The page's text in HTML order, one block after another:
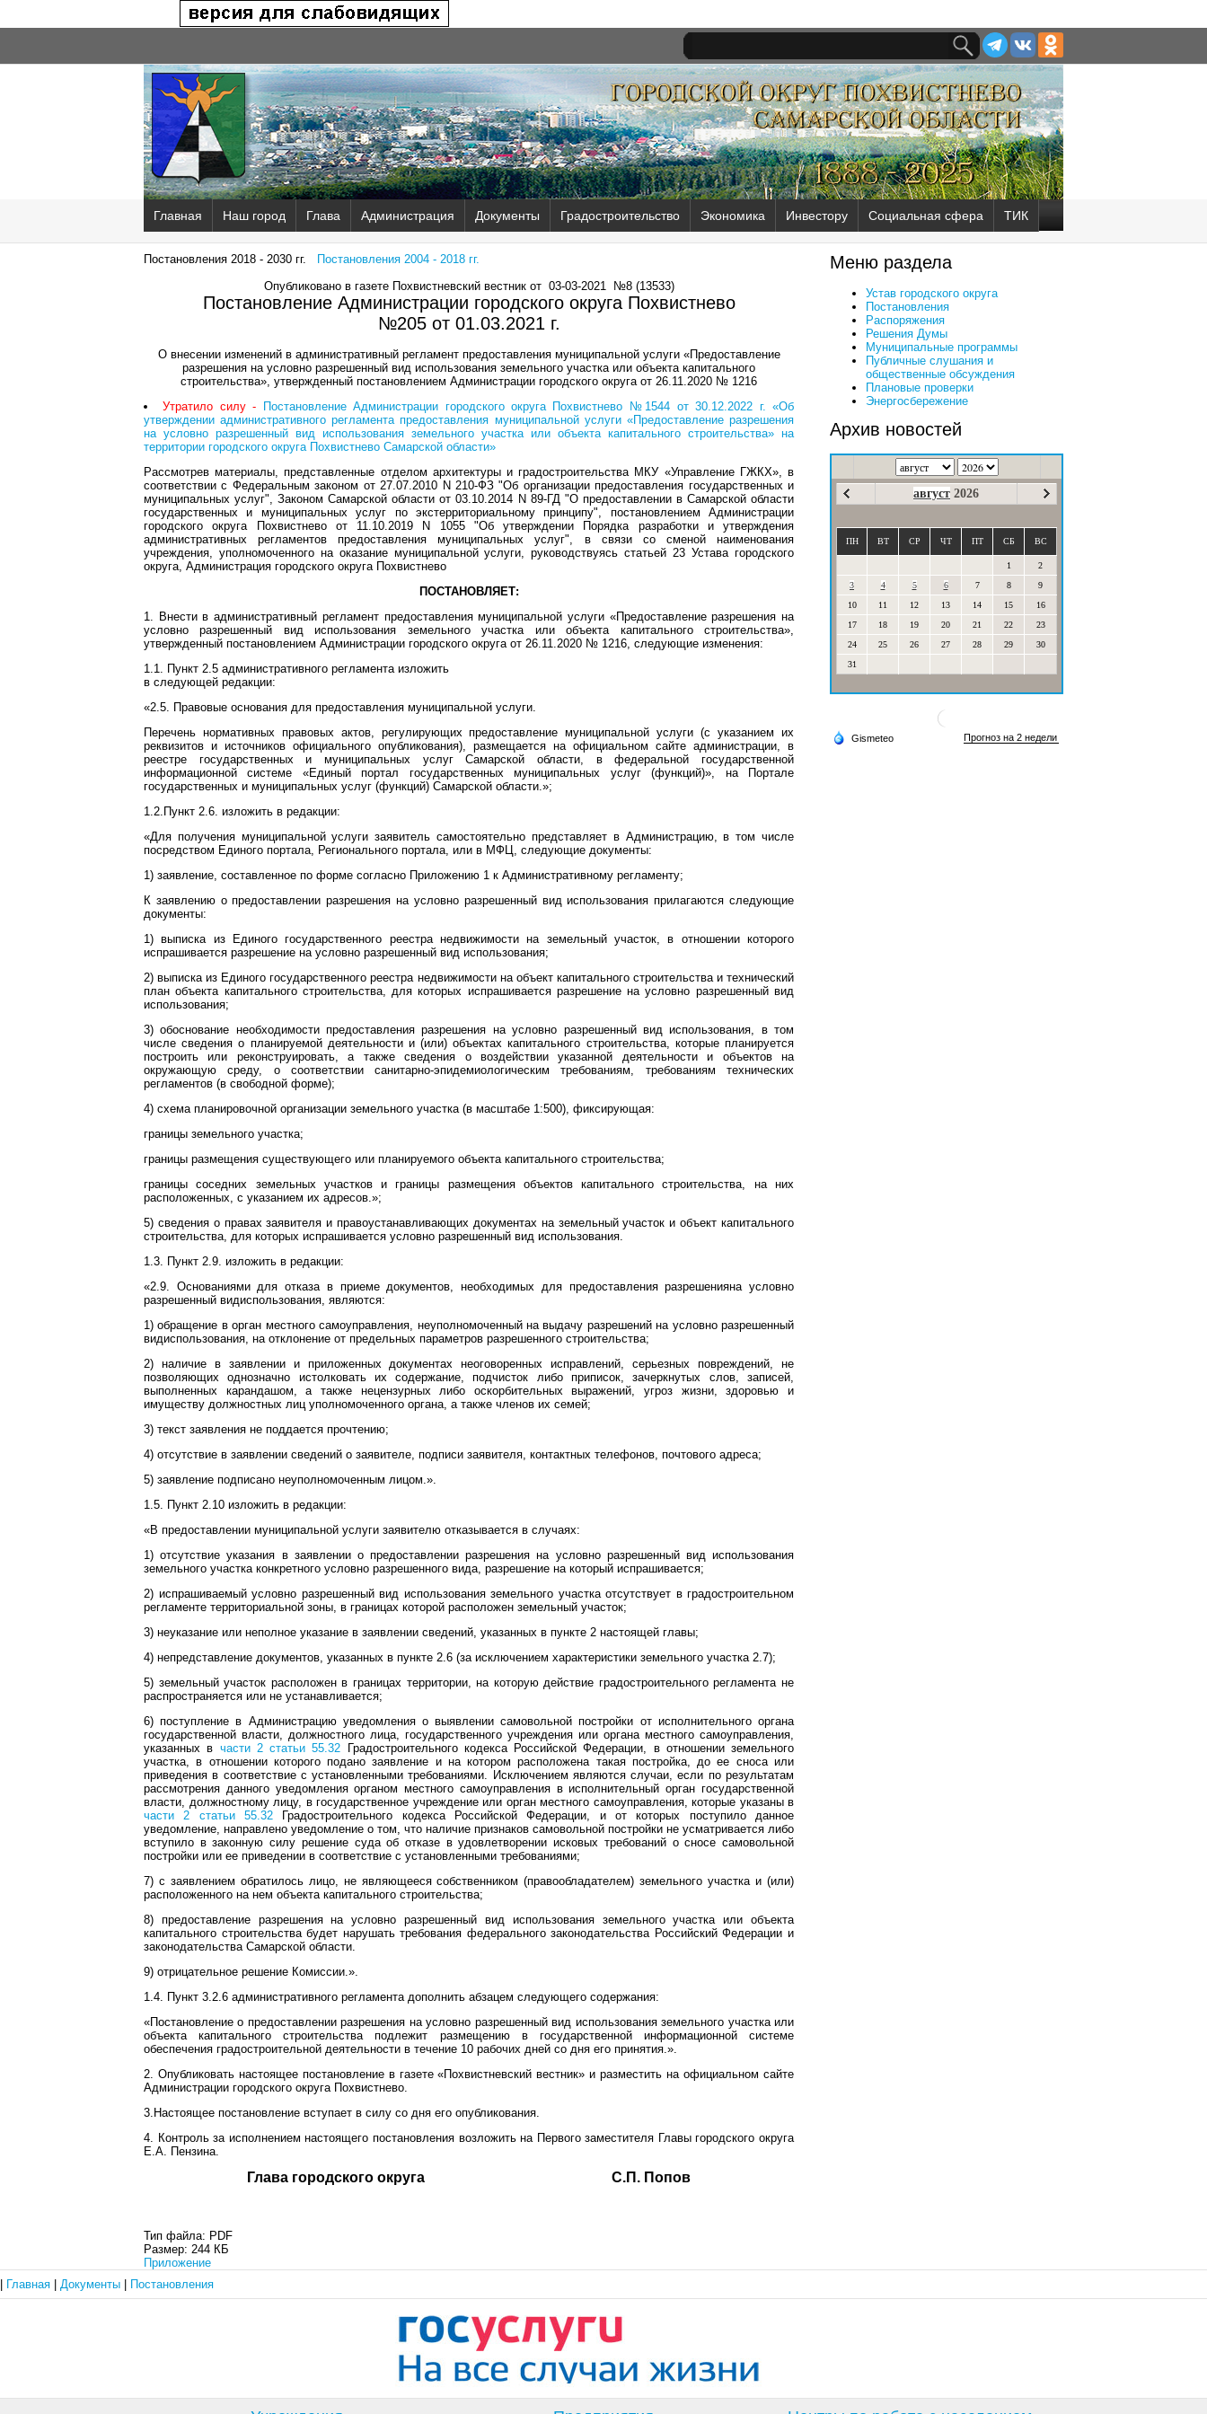
Главная Наш город Глава Администрация Документы Градостроительство Экономика Инвестору Социальная сфера ТИК
Постановления 2018 - 2030 гг.
Постановления 2004 - 2018 гг.
Опубликовано в газете Похвистневский вестник от 03-03-2021 №8 (13533)
Постановление Администрации городского округа Похвистнево
№205 от 01.03.2021 г.
О внесении изменений в административный регламент предоставления муниципальной услуги «Предоставление
разрешения на условно разрешенный вид использования земельного участка или объекта капитального
строительства», утвержденный постановлением Администрации городского округа от 26.11.2020 № 1216
Утратило силу -
Постановление Администрации городского округа Похвистнево №1544 от 30.12.2022 г. «Об
утверждении административного регламента предоставления муниципальной услуги «Предоставление разрешения
на условно разрешенный вид использования земельного участка или объекта капитального строительства» на
территории городского округа Похвистнево Самарской области»
Рассмотрев материалы, представленные отделом архитектуры и градостроительства МКУ «Управление ГЖКХ», в
соответствии с Федеральным законом от 27.07.2010 N 210-ФЗ "Об организации предоставления государственных и
муниципальных услуг", Законом Самарской области от 03.10.2014 N 89-ГД "О предоставлении в Самарской области
государственных и муниципальных услуг по экстерриториальному принципу", постановлением Администрации
городского округа Похвистнево от 11.10.2019 N 1055 "Об утверждении Порядка разработки и утверждения
административных регламентов предоставления муниципальных услуг", в связи со сменой наименования
учреждения, уполномоченного на оказание муниципальной услуги, руководствуясь статьей 23 Устава городского
округа, Администрация городского округа Похвистнево
ПОСТАНОВЛЯЕТ:
1. Внести в административный регламент предоставления муниципальной услуги «Предоставление разрешения на
условно разрешенный вид использования земельного участка или объекта капитального строительства»,
утвержденный постановлением Администрации городского округа от 26.11.2020 № 1216, следующие изменения:
1.1. Пункт 2.5 административного регламента изложить
в следующей редакции:
«2.5. Правовые основания для предоставления муниципальной услуги.
Перечень нормативных правовых актов, регулирующих предоставление муниципальной услуги (с указанием их
реквизитов и источников официального опубликования), размещается на официальном сайте администрации, в
реестре государственных и муниципальных услуг Самарской области, в федеральной государственной
информационной системе «Единый портал государственных муниципальных услуг (функций)», на Портале
государственных и муниципальных услуг (функций) Самарской области.»;
1.2.Пункт 2.6. изложить в редакции:
«Для получения муниципальной услуги заявитель самостоятельно представляет в Администрацию, в том числе
посредством Единого портала, Регионального портала, или в МФЦ, следующие документы:
1) заявление, составленное по форме согласно Приложению 1 к Административному регламенту;
К заявлению о предоставлении разрешения на условно разрешенный вид использования прилагаются следующие
документы:
1) выписка из Единого государственного реестра недвижимости на земельный участок, в отношении которого
испрашивается разрешение на условно разрешенный вид использования;
2) выписка из Единого государственного реестра недвижимости на объект капитального строительства и технический
план объекта капитального строительства, для которых испрашивается разрешение на условно разрешенный вид
использования;
3) обоснование необходимости предоставления разрешения на условно разрешенный вид использования, в том
числе сведения о планируемой деятельности и (или) объектах капитального строительства, которые планируется
построить или реконструировать, а также сведения о воздействии указанной деятельности и объектов на
окружающую среду, о соответствии санитарно-эпидемиологическим требованиям, требованиям технических
регламентов (в свободной форме);
4) схема планировочной организации земельного участка (в масштабе 1:500), фиксирующая:
границы земельного участка;
границы размещения существующего или планируемого объекта капитального строительства;
границы соседних земельных участков и границы размещения объектов капитального строительства, на них
расположенных, с указанием их адресов.»;
5) сведения о правах заявителя и правоустанавливающих документах на земельный участок и объект капитального
строительства, для которых испрашивается условно разрешенный вид использования.
1.3. Пункт 2.9. изложить в редакции:
«2.9. Основаниями для отказа в приеме документов, необходимых для предоставления разрешенияна условно
разрешенный видиспользования, являются:
1) обращение в орган местного самоуправления, неуполномоченный на выдачу разрешений на условно разрешенный
видиспользования, на отклонение от предельных параметров разрешенного строительства;
2) наличие в заявлении и приложенных документах неоговоренных исправлений, серьезных повреждений, не
позволяющих однозначно истолковать их содержание, подчисток либо приписок, зачеркнутых слов, записей,
выполненных карандашом, а также нецензурных либо оскорбительных выражений, угроз жизни, здоровью и
имуществу должностных лиц уполномоченного органа, а также членов их семей;
3) текст заявления не поддается прочтению;
4) отсутствие в заявлении сведений о заявителе, подписи заявителя, контактных телефонов, почтового адреса;
5) заявление подписано неуполномоченным лицом.».
1.5. Пункт 2.10 изложить в редакции:
«В предоставлении муниципальной услуги заявителю отказывается в случаях:
1) отсутствие указания в заявлении о предоставлении разрешения на условно разрешенный вид использования
земельного участка конкретного условно разрешенного вида, разрешение на который испрашивается;
2) испрашиваемый условно разрешенный вид использования земельного участка отсутствует в градостроительном
регламенте территориальной зоны, в границах которой расположен земельный участок;
3) неуказание или неполное указание в заявлении сведений, указанных в пункте 2 настоящей главы;
4) непредставление документов, указанных в пункте 2.6 (за исключением характеристики земельного участка 2.7);
5) земельный участок расположен в границах территории, на которую действие градостроительного регламента не
распространяется или не устанавливается;
6) поступление в Администрацию уведомления о выявлении самовольной постройки от исполнительного органа
государственной власти, должностного лица, государственного учреждения или органа местного самоуправления,
указанных в части 2 статьи 55.32 Градостроительного кодекса Российской Федерации, в отношении земельного
участка, в отношении которого подано заявление и на котором расположена такая постройка, до ее сноса или
приведения в соответствие с установленными требованиями. Исключением являются случаи, если по результатам
рассмотрения данного уведомления органом местного самоуправления в исполнительный орган государственной
власти, должностному лицу, в государственное учреждение или орган местного самоуправления, которые указаны в
части 2 статьи 55.32 Градостроительного кодекса Российской Федерации, и от которых поступило данное
уведомление, направлено уведомление о том, что наличие признаков самовольной постройки не усматривается либо
вступило в законную силу решение суда об отказе в удовлетворении исковых требований о сносе самовольной
постройки или ее приведении в соответствие с установленными требованиями;
7) с заявлением обратилось лицо, не являющееся собственником (правообладателем) земельного участка и (или)
расположенного на нем объекта капитального строительства;
8) предоставление разрешения на условно разрешенный вид использования земельного участка или объекта
капитального строительства будет нарушать требования федерального законодательства Российский Федерации и
законодательства Самарской области.
9) отрицательное решение Комиссии.».
1.4. Пункт 3.2.6 административного регламента дополнить абзацем следующего содержания:
«Постановление о предоставлении разрешения на условно разрешенный вид использования земельного участка или
объекта капитального строительства подлежит размещению в государственной информационной системе
обеспечения градостроительной деятельности в течение 10 рабочих дней со дня его принятия.».
2. Опубликовать настоящее постановление в газете «Похвистневский вестник» и разместить на официальном сайте
Администрации городского округа Похвистнево.
3.Настоящее постановление вступает в силу со дня его опубликования.
4. Контроль за исполнением настоящего постановления возложить на Первого заместителя Главы городского округа
Е.А. Пензина.
Глава городского округа С.П. Попов
Тип файла: PDF
Размер: 244 КБ
Приложение
Меню раздела
Устав городского округа
Постановления
Распоряжения
Решения Думы
Муниципальные программы
Публичные слушания и
общественные обсуждения
Плановые проверки
Энергосбережение
Архив новостей
август 2026
ПН ВТ СР ЧТ ПТ СБ ВС
1
2
3
4 5 6 7 8
9
10
11 12 13 14 15
16
17
18 19 20 21 22
23
24
25 26 27 28 29
30
31
Главная Документы Постановления